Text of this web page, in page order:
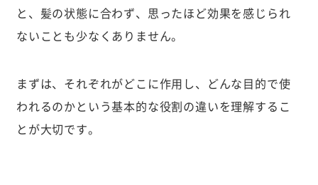
と、髪の状態に合わず、思ったほど効果を感じられ
ないことも少なくありません。
まずは、それぞれがどこに作用し、どんな目的で使
われるのかという基本的な役割の違いを理解するこ
とが大切です。